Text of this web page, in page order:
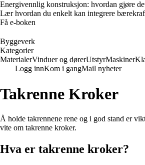
Energivennlig konstruksjon: hvordan gjøre
Lær hvordan du enkelt kan integrere
Få e-boken
Byggeverk
Kategorier
MaterialerVinduer og dørerUtstyrMaskiner
Logg innKom i gangMail nyheter
Takrenne Kroker
Å holde takrennene rene og i god stand er
vite om takrenne kroker.
Hva er takrenne kroker?